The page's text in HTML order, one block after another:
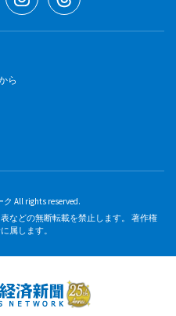
ら
All rights reserved.
などの無断転載を禁止します。 著作権
属します。